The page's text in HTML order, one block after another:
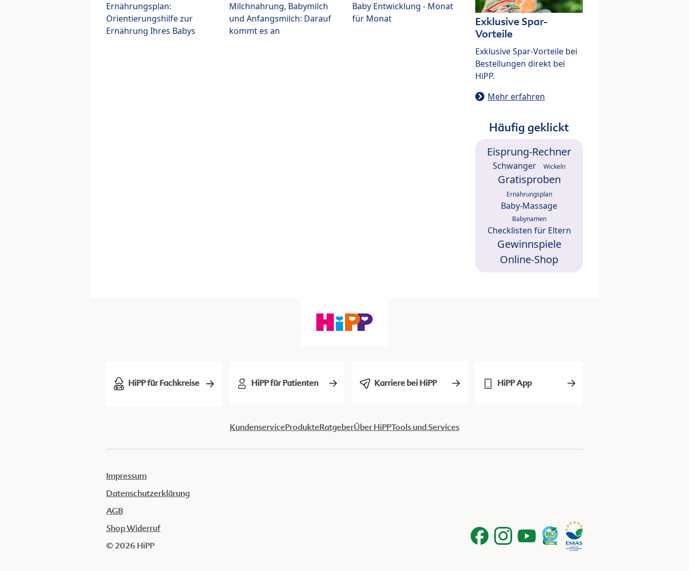
Ernährungsplan:
Orientierungshilfe zur
Ernährung Ihres Babys
Milchnahrung, Babymilch
und Anfangsmilch: Darauf
kommt es an
Baby Entwicklung - Monat
für Monat
Exklusive Spar-
Vorteile
Exklusive Spar-Vorteile bei
Bestellungen direkt bei
HiPP.
Mehr erfahren
Häufig geklickt
Eisprung-Rechner
Schwanger Wickeln
Gratisproben
Ernährungsplan
Baby-Massage
Babynamen
Checklisten für Eltern
Gewinnspiele
Online-Shop
HiPP für Fachkreise HiPP für Patienten Karriere bei HiPP HiPP App
KundenserviceProdukteRatgeberÜber HiPPTools und Services
Impressum
Datenschutzerklärung
AGB
Shop Widerruf
© 2026 HiPP